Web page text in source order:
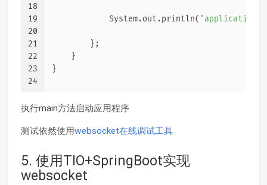
18
19
20
21
22
23
24
            System.out.println(
"application
        };
    }
}
执行main方法启动应用程序
测试依然使用websocket在线调试工具
5. 使用TIO+SpringBoot实现
websocket